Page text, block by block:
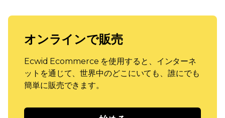
オンラインで販売
Ecwid Ecommerce を使用すると、インターネ
ットを通じて、世界中のどこにいても、誰にでも
簡単に販売できます。